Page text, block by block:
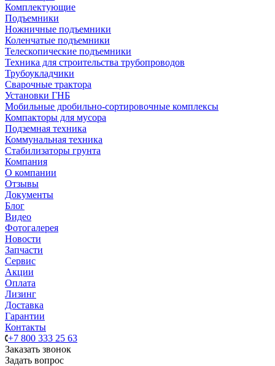
Комплектующие
Подъемники
Ножничные подъемники
Коленчатые подъемники
Телескопические подъемники
Техника для строительства трубопроводов
Трубоукладчики
Сварочные трактора
Установки ГНБ
Мобильные дробильно-сортировочные комплексы
Компакторы для мусора
Подземная техника
Коммунальная техника
Стабилизаторы грунта
Компания
О компании
Отзывы
Документы
Блог
Видео
Фотогалерея
Новости
Запчасти
Сервис
Акции
Оплата
Лизинг
Доставка
Гарантии
Контакты
+7 800 333 25 63
Заказать звонок
Задать вопрос